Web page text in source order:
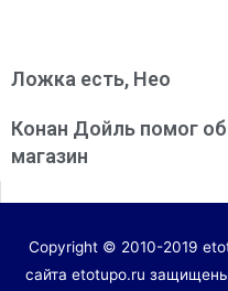
Ложка есть, Нео
Конан Дойль помог
магазин
Copyright © 2010-2019
сайта etotupo.ru